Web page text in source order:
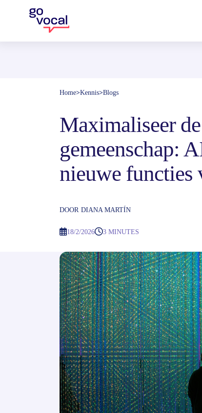
Home>Kennis>Blogs
Maximaliseer
gemeenschap:
nieuwe functies
DOOR DIANA MARTÍN
18/2/2026 3 MINUTES